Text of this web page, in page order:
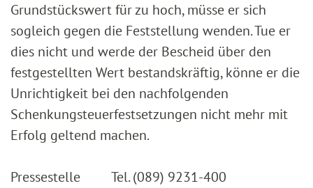
Grundstückswert für zu hoch, müsse er sich
sogleich gegen die Feststellung wenden. Tue er
dies nicht und werde der Bescheid über den
festgestellten Wert bestandskräftig, könne er die
Unrichtigkeit bei den nachfolgenden
Schenkungsteuerfestsetzungen nicht mehr mit
Erfolg geltend machen.
Pressestelle Tel. (089) 9231-400